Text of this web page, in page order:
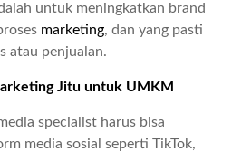
untuk meningkatkan brand
marketing, dan yang pasti
atau penjualan.
Jitu untuk UMKM
specialist harus bisa
media sosial seperti TikTok,